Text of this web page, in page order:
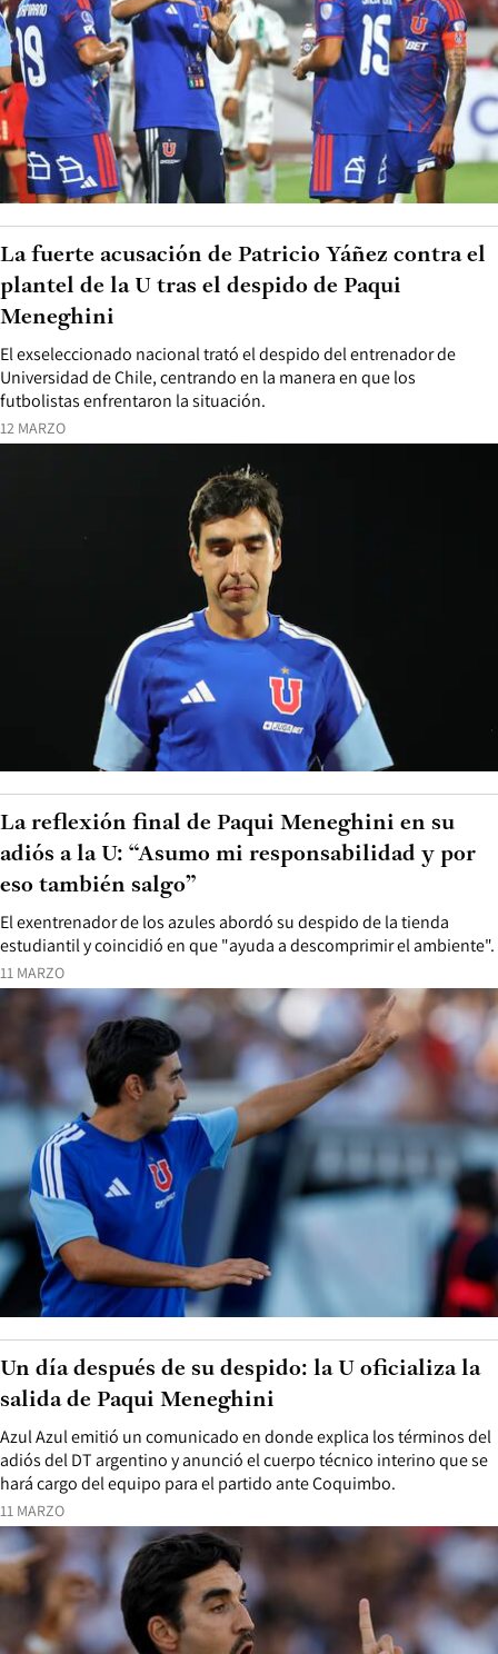
12 MARZO
El exseleccionado nacional trató el despido del entrenador de
Universidad de Chile, centrando en la manera en que los
futbolistas enfrentaron la situación.
La fuerte acusación de Patricio Yáñez contra el
plantel de la U tras el despido de Paqui
Meneghini
11 MARZO
El exentrenador de los azules abordó su despido de la tienda
estudiantil y coincidió en que "ayuda a descomprimir el ambiente".
La reflexión final de Paqui Meneghini en su
adiós a la U: “Asumo mi responsabilidad y por
eso también salgo”
11 MARZO
Azul Azul emitió un comunicado en donde explica los términos del
adiós del DT argentino y anunció el cuerpo técnico interino que se
hará cargo del equipo para el partido ante Coquimbo.
Un día después de su despido: la U oficializa la
salida de Paqui Meneghini